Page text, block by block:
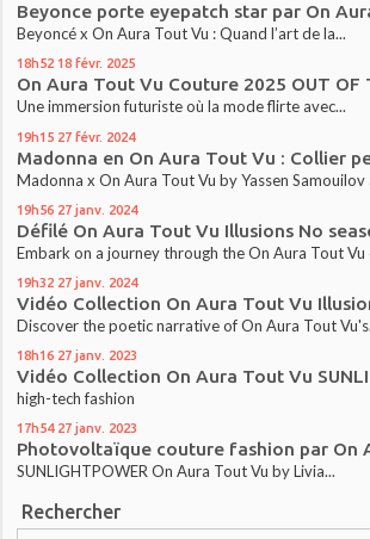
Beyonce porte eyepatch star par On
Beyoncé x On Aura Tout Vu : Quand l’art de la...
18h52 18 févr. 2025
On Aura Tout Vu Couture 2025 OUT OF
Une immersion futuriste où la mode flirte avec...
19h15 27 févr. 2024
Madonna en On Aura Tout Vu : Collier
Madonna x On Aura Tout Vu by Yassen Samouilov
19h56 27 janv. 2024
Défilé On Aura Tout Vu Illusions No
Embark on a journey through the On Aura Tout Vu
19h32 27 janv. 2024
Vidéo Collection On Aura Tout Vu
Discover the poetic narrative of On Aura Tout
18h16 27 janv. 2023
Vidéo Collection On Aura Tout Vu
high-tech fashion
17h54 27 janv. 2023
Photovoltaïque couture fashion par On
SUNLIGHTPOWER On Aura Tout Vu by Livia...
Rechercher